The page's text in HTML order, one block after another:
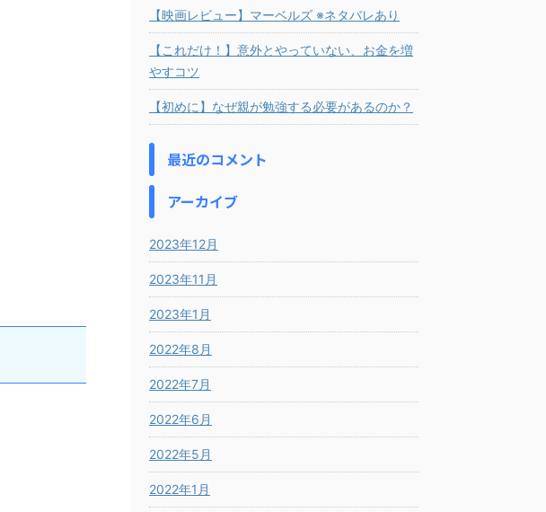
【映画レビュー】マーベルズ ※ネタバレあり
【これだけ！】意外とやっていない、お金を増
やすコツ
【初めに】なぜ親が勉強する必要があるのか？
最近のコメント
アーカイブ
2023年12月
2023年11月
2023年1月
2022年8月
2022年7月
2022年6月
2022年5月
2022年1月